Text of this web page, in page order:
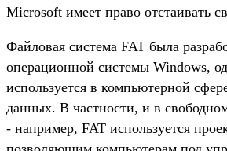
Microsoft имеет право отстаивать
Файловая система FAT была
операционной системы Windows,
используется в компьютерной
данных. В частности, и в
- например, FAT используется